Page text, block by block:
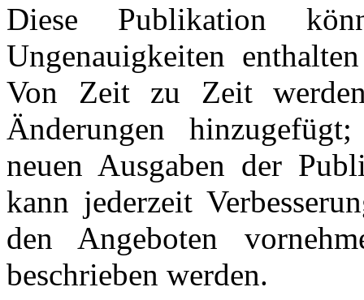
Diese Publikation
Ungenauigkeiten
Von Zeit zu Zeit
Änderungen
neuen Ausgaben der
kann jederzeit
den Angeboten
beschrieben werden.